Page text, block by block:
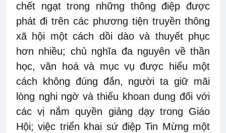
chết ngạt trong những thông điệp được
phát đi trên các phương tiện truyền thông
xã hội một cách dồi dào và thuyết phục
hơn nhiều; chủ nghĩa đa nguyên về thần
học, văn hoá và mục vụ được hiểu một
cách không đúng đắn, người ta giữ mãi
lòng nghi ngờ và thiếu khoan dung đối với
các vị nắm quyền giảng dạy trong Giáo
Hội; việc triển khai sứ điệp Tin Mừng một